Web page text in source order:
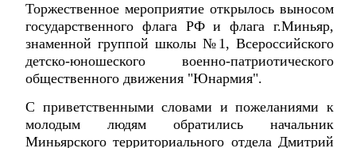
Торжественное мероприятие открылось выносом
государственного флага РФ и флага г.Миньяр,
знаменной группой школы №1, Всероссийского
детско-юношеского военно-патриотического
общественного движения "Юнармия".
С приветственными словами и пожеланиями к
молодым людям обратились начальник
Миньярского территориального отдела Дмитрий